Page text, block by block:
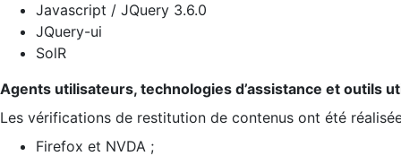
Javascript / JQuery 3.6.0
JQuery-ui
SolR
Agents utilisateurs, technologies d’assistance et outils
Les vérifications de restitution de contenus ont été
Firefox et NVDA ;